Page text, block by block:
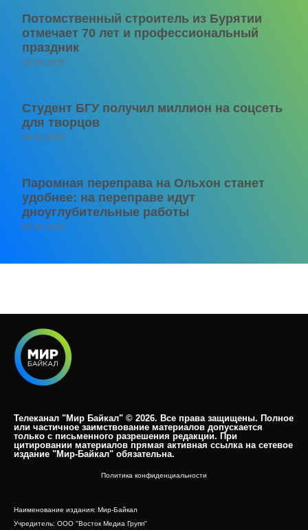
Потомственный строитель из Бурятии
отмечает 70 лет и профессиональный
праздник
06.08.2026
Студент БГУ получил миллион на соцсеть
для творцов
06.08.2026
Паромная переправа на Ольхон станет
удобнее: на переправе идут
дноуглубительные работы
06.08.2026
Телеканал "Мир Байкал" © 2026. Все права защищены. Полное
или частичное заимствование материалов допускается
только с письменного разрешения редакции. При
цитировании материалов прямая активная ссылка на сетевое
издание "Мир-Байкал" обязательна.​
Политика конфиденциальности
Наименование издания: Мир-Байкал
Учредитель: ООО "Восток Медиа Групп"